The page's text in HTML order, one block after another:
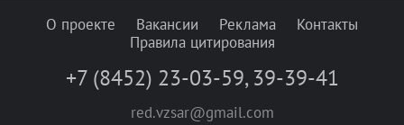
О проекте Вакансии Реклама
Контакты
Правила цитирования
+7 (8452) 23-03-59, 39-39-41
red.vzsar@gmail.com